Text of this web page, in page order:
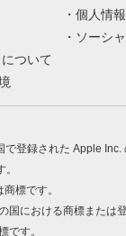
ついて
個人情
ソーシ
登録された Apple Inc.
標です。
における商標または登
です。